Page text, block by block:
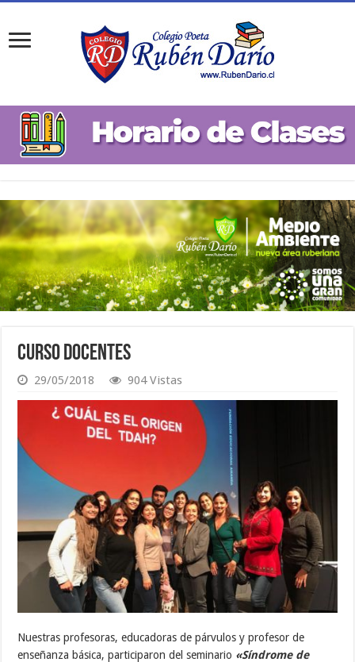
Curso Docentes
29/05/2018 904 Vistas
Nuestras profesoras, educadoras de párvulos y profesor de
enseñanza básica, participaron del seminario «Síndrome de